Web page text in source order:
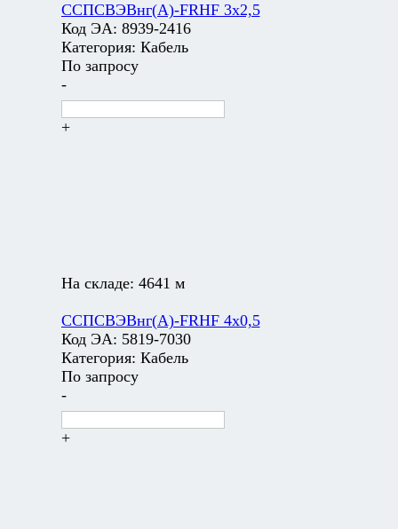
ССПСВЭВнг(А)-FRHF 3х2,5
Код ЭА: 8939-2416
Категория: Кабель
По запросу
-
+
На складе: 4641 м
ССПСВЭВнг(А)-FRHF 4х0,5
Код ЭА: 5819-7030
Категория: Кабель
По запросу
-
+